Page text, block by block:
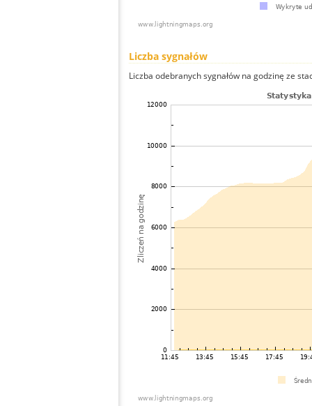
Liczba sygnałów
Liczba odebranych sygnałów na godzinę ze